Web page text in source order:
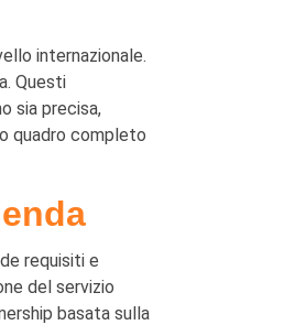
internazionale.
Questi
sia precisa,
quadro completo
requisiti e
del servizio
basata sulla